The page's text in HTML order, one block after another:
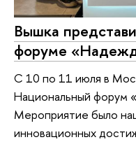
Вышка
форуме
С 10 по 11 июля в
Национальный форум
Мероприятие было
инновационных